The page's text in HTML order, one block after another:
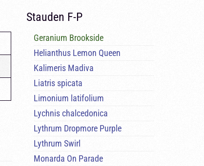
Stauden F-P
Geranium Brookside
Helianthus Lemon Queen
Kalimeris Madiva
Liatris spicata
Limonium latifolium
Lychnis chalcedonica
Lythrum Dropmore Purple
Lythrum Swirl
Monarda On Parade